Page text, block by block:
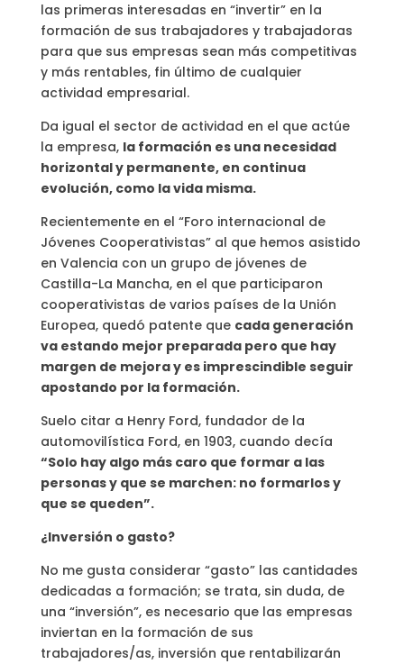
las primeras interesadas en “invertir” en la
formación de sus trabajadores y trabajadoras
para que sus empresas sean más competitivas
y más rentables, fin último de cualquier
actividad empresarial.
Da igual el sector de actividad en el que actúe
la empresa, la formación es una necesidad
horizontal y permanente, en continua
evolución, como la vida misma.
Recientemente en el “Foro internacional de
Jóvenes Cooperativistas” al que hemos asistido
en Valencia con un grupo de jóvenes de
Castilla-La Mancha, en el que participaron
cooperativistas de varios países de la Unión
Europea, quedó patente que cada generación
va estando mejor preparada pero que hay
margen de mejora y es imprescindible seguir
apostando por la formación.
Suelo citar a Henry Ford, fundador de la
automovilística Ford, en 1903, cuando decía
“Solo hay algo más caro que formar a las
personas y que se marchen: no formarlos y
que se queden”.
¿Inversión o gasto?
No me gusta considerar “gasto” las cantidades
dedicadas a formación; se trata, sin duda, de
una “inversión”, es necesario que las empresas
inviertan en la formación de sus
trabajadores/as, inversión que rentabilizarán